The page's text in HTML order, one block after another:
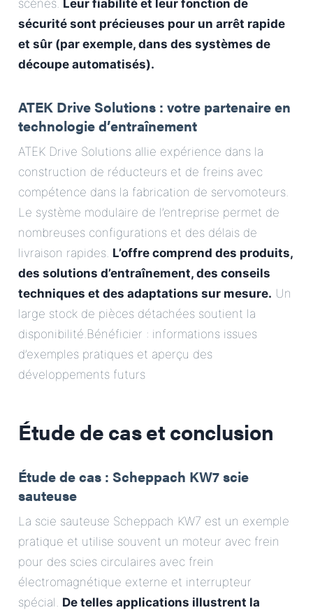
scènes. Leur fiabilité et leur fonction de
sécurité sont précieuses pour un arrêt rapide
et sûr (par exemple, dans des systèmes de
découpe automatisés).
ATEK Drive Solutions : votre partenaire en
technologie d’entraînement
ATEK Drive Solutions allie expérience dans la
construction de réducteurs et de freins avec
compétence dans la fabrication de servomoteurs.
Le système modulaire de l’entreprise permet de
nombreuses configurations et des délais de
livraison rapides. L’offre comprend des produits,
des solutions d’entraînement, des conseils
techniques et des adaptations sur mesure. Un
large stock de pièces détachées soutient la
disponibilité.Bénéficier : informations issues
d’exemples pratiques et aperçu des
développements futurs
Étude de cas et conclusion
Étude de cas : Scheppach KW7 scie
sauteuse
La scie sauteuse Scheppach KW7 est un exemple
pratique et utilise souvent un moteur avec frein
pour des scies circulaires avec frein
électromagnétique externe et interrupteur
spécial. De telles applications illustrent la